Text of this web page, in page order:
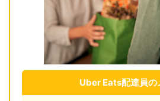
Uber Eats配達員の